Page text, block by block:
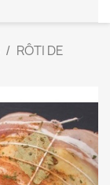
RÔTI DE